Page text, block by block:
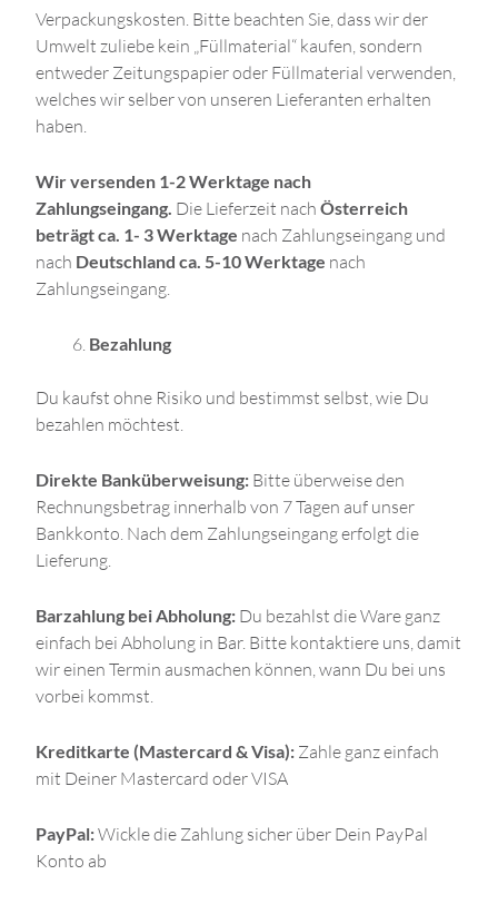
Verpackungskosten. Bitte beachten Sie, dass wir der
Umwelt zuliebe kein „Füllmaterial“ kaufen, sondern
entweder Zeitungspapier oder Füllmaterial verwenden,
welches wir selber von unseren Lieferanten erhalten
haben.
Wir versenden 1-2 Werktage nach
Zahlungseingang. Die Lieferzeit nach Österreich
beträgt ca. 1- 3 Werktage nach Zahlungseingang und
nach Deutschland ca. 5-10 Werktage nach
Zahlungseingang.
Bezahlung
Du kaufst ohne Risiko und bestimmst selbst, wie Du
bezahlen möchtest.
Direkte Banküberweisung: Bitte überweise den
Rechnungsbetrag innerhalb von 7 Tagen auf unser
Bankkonto. Nach dem Zahlungseingang erfolgt die
Lieferung.
Barzahlung bei Abholung: Du bezahlst die Ware ganz
einfach bei Abholung in Bar. Bitte kontaktiere uns, damit
wir einen Termin ausmachen können, wann Du bei uns
vorbei kommst.
Kreditkarte (Mastercard & Visa): Zahle ganz einfach
mit Deiner Mastercard oder VISA
PayPal:Wickle die Zahlung sicher über Dein PayPal
Konto ab